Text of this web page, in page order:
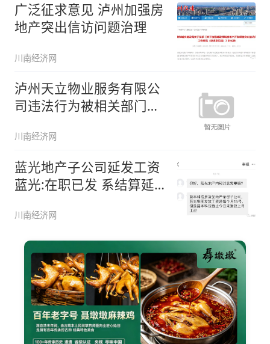
广泛征求意见 泸州加强房
地产突出信访问题治理
川南经济网
泸州天立物业服务有限公
司违法行为被相关部门行
川南经济网
蓝光地产子公司延发工资
蓝光:在职已发 系结算延
川南经济网